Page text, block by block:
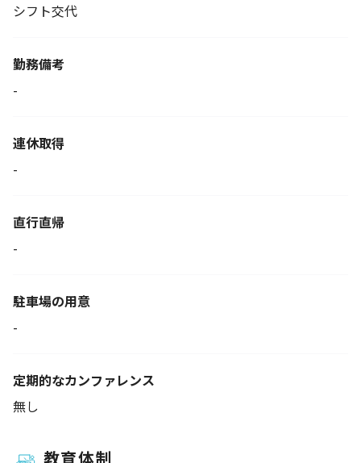
シフト交代
勤務備考
-
連休取得
-
直行直帰
-
駐車場の用意
-
定期的なカンファレンス
無し
教育体制